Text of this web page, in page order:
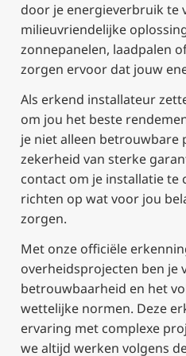
door je energieverbruik te
milieuvriendelijke
zonnepanelen, laadpalen
zorgen ervoor dat jouw
Als erkend installateur
om jou het beste
je niet alleen betrouwbare
zekerheid van sterke
contact om je installatie te
richten op wat voor jou
zorgen.
Met onze officiële
overheidsprojecten ben je
betrouwbaarheid en het
wettelijke normen. Deze
ervaring met complexe
we altijd werken volgens